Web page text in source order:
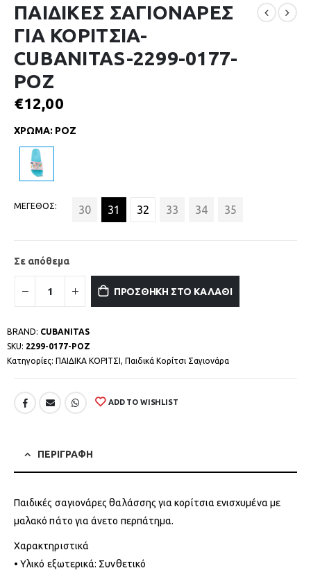
ΠΑΙΔΙΚΕΣ ΣΑΓΙΟΝΑΡΕΣ
ΓΙΑ ΚΟΡΙΤΣΙΑ-
CUBANITAS-2299-0177-
ΡΟΖ
€12,00
ΧΡΩΜΑ: ΡΟΖ
ΜΕΓΕΘΟΣ 30 31 32 33 34 35
Σε απόθεμα
ΠΡΟΣΘΗΚΗ ΣΤΟ ΚΑΛΑΘΙ
BRAND: CUBANITAS
SKU: 2299-0177-ΡΟΖ
Κατηγορίες: ΠΑΙΔΙΚΑ ΚΟΡΙΤΣΙ, Παιδικά Κορίτσι Σαγιονάρα
ADD TO WISHLIST
ΠΕΡΙΓΡΑΦΗ
Παιδικές σαγιονάρες θαλάσσης για κορίτσια ενισχυμένα με
μαλακό πάτο για άνετο περπάτημα.
Χαρακτηριστικά
• Υλικό εξωτερικά: Συνθετικό